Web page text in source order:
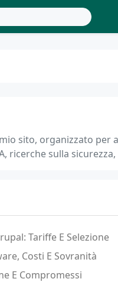
sito, organizzato
ricerche sulla
Tariffe E Selezione
Costi E Sovranità
E Compromessi